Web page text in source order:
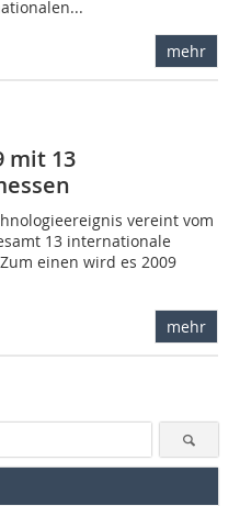
mehr
mit 13
vereint vom
13 internationale
einen wird es 2009
mehr